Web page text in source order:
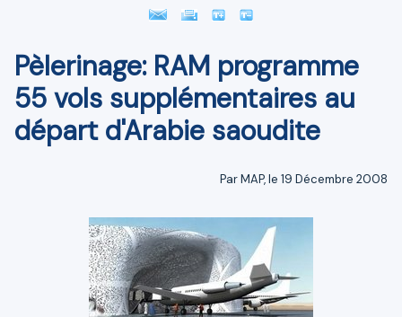
Pèlerinage: RAM programme
55 vols supplémentaires au
départ d'Arabie saoudite
Par MAP, le 19 Décembre 2008